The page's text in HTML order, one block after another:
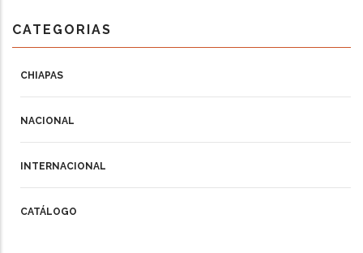
CATEGORIAS
CHIAPAS
NACIONAL
INTERNACIONAL
CATÁLOGO